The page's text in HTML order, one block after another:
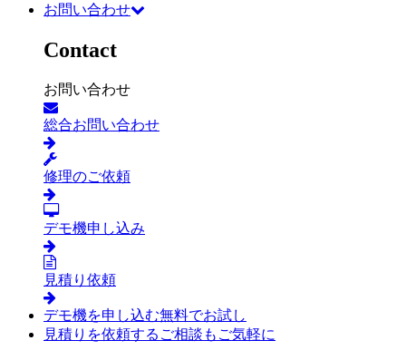
お問い合わせ
Contact
お問い合わせ
総合お問い合わせ
修理のご依頼
デモ機申し込み
見積り依頼
デモ機を申し込む無料でお試し
見積りを依頼する ご相談もご気軽に